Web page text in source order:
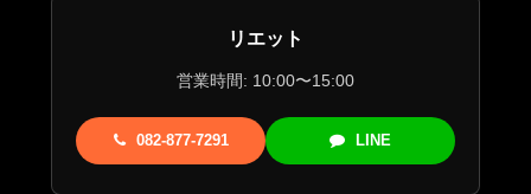
リエット
営業時間: 10:00〜15:00
082-877-7291 LINE